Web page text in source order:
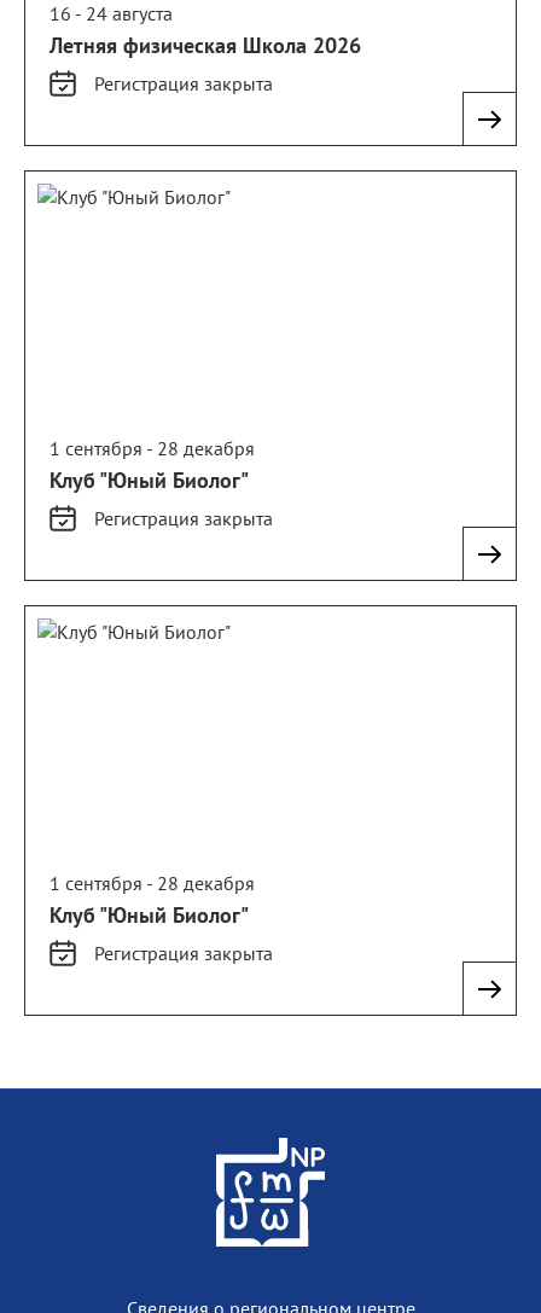
16 - 24 августа
Летняя физическая Школа 2026
Регистрация закрыта
1 сентября - 28 декабря
Клуб "Юный Биолог"
Регистрация закрыта
1 сентября - 28 декабря
Клуб "Юный Биолог"
Регистрация закрыта
Сведения о региональном центре